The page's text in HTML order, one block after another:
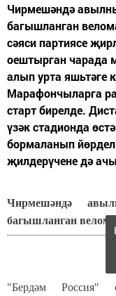
Чирмешәндә
багышланган
сәяси партиясе
оештырган чарада
алып урта яшьтәге
Марафончыларга
старт бирелде.
үзәк стадионда
бормаланып
җилдерүчене дә
Чирмешәндә
багышланган
"Бердәм Россия"